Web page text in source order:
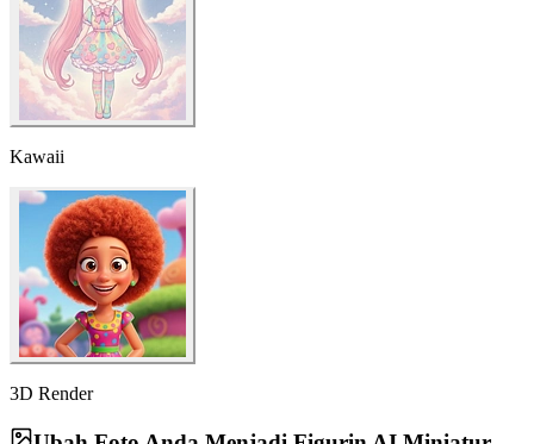
3D Render
Ubah Foto Anda Menjadi Figurin AI Miniatur
Unggah foto Anda dan AI kami akan membuat render figurin
koleksi profesional
Unggah foto Anda untuk membuat figurin AI Miniatur